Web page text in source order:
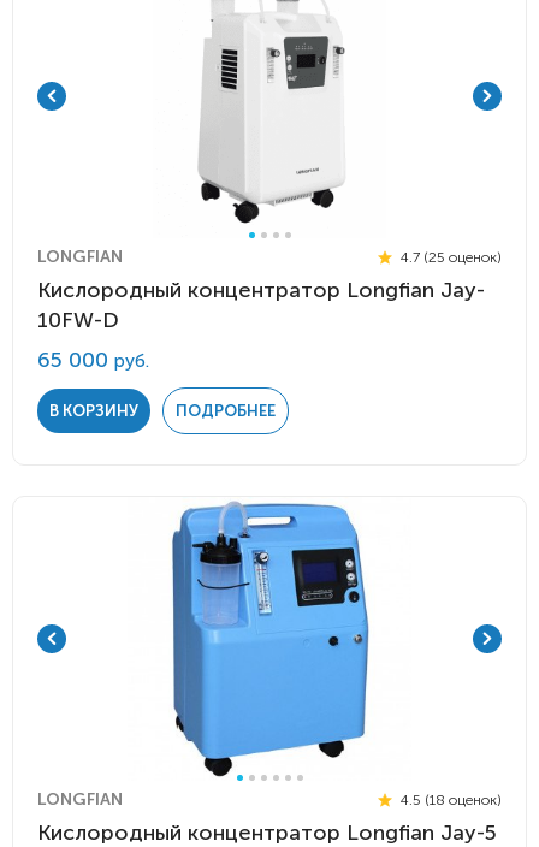
LONGFIAN 4.7 (25 оценок)
Кислородный концентратор Longfian Jay-
10FW-D
65 000 руб.
В КОРЗИНУ ПОДРОБНЕЕ
LONGFIAN 4.5 (18 оценок)
Кислородный концентратор Longfian Jay-5